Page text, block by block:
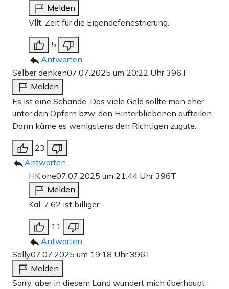
Melden
Vllt. Zeit für die Eigendefenestrierung.
5
Antworten
Selber denken07.07.2025 um 20:22 Uhr396T
Melden
Es ist eine Schande. Das viele Geld sollte man eher
unter den Opfern bzw. den Hinterbliebenen aufteilen.
Dann käme es wenigstens den Richtigen zugute.
23
Antworten
HK one07.07.2025 um 21:44 Uhr396T
Melden
Kal. 7.62 ist billiger
11
Antworten
Sally07.07.2025 um 19:18 Uhr396T
Melden
Sorry, aber in diesem Land wundert mich überhaupt